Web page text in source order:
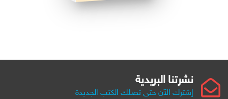
نشرتنا البريدية
إشترك الآن حتى تصلك الكتب الجديدة